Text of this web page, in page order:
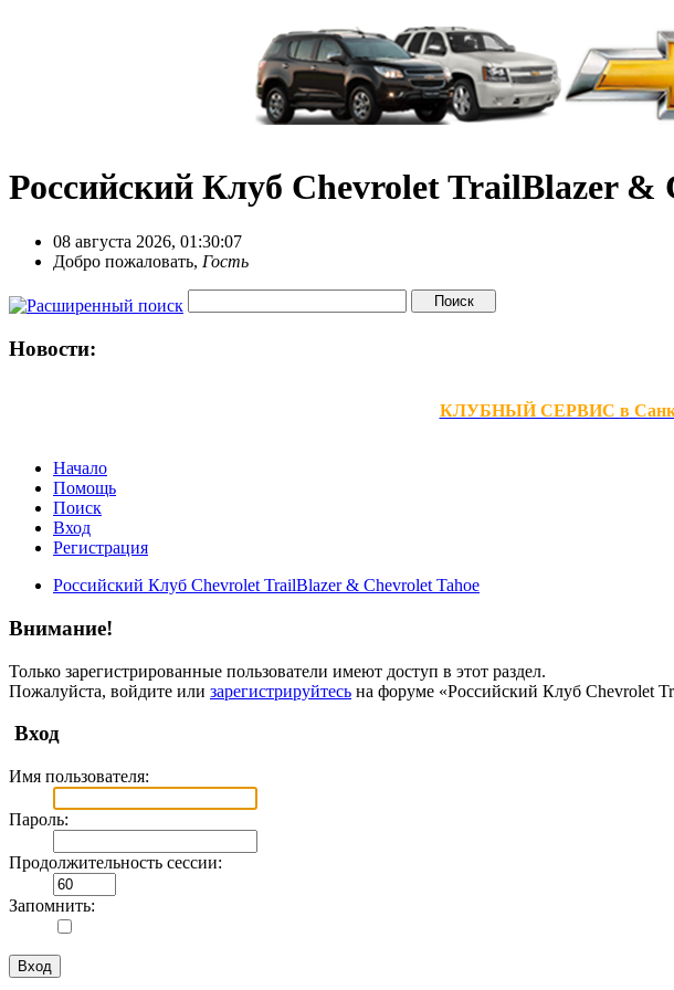
Российский Клуб Chevrolet TrailBlazer &
08 августа 2026, 01:30:07
Добро пожаловать, Гость
Новости:
КЛУБНЫЙ СЕРВИС в Санкт-
Начало
Помощь
Поиск
Вход
Регистрация
Российский Клуб Chevrolet TrailBlazer & Chevrolet Tahoe
Внимание!
Только зарегистрированные пользователи имеют доступ в этот раздел.
Пожалуйста, войдите или зарегистрируйтесь на форуме «Российский Клуб Chevrolet
Вход
Имя пользователя:
Пароль:
Продолжительность сессии:
Запомнить: